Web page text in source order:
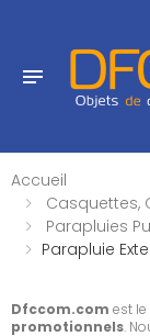
Accueil
Casquettes,
Parapluies
Parapluie
Dfccom.com est
promotionnels.